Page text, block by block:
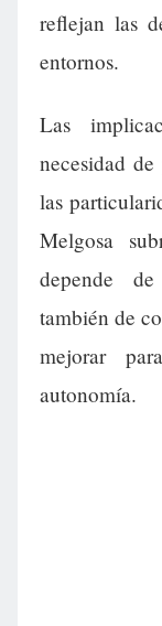
reflejan las
entornos.
Las
necesidad
las
Melgosa
depende
también de
mejorar
autonomía.